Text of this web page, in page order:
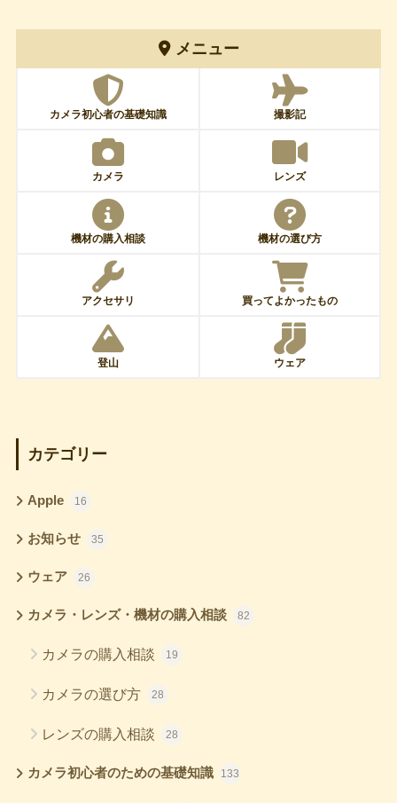
メニュー
カメラ初心者の基礎知識 撮影記
カメラ レンズ
機材の購入相談 機材の選び方
アクセサリ 買ってよかったもの
登山 ウェア
カテゴリー
Apple 16
お知らせ 35
ウェア 26
カメラ・レンズ・機材の購入相談 82
カメラの購入相談 19
カメラの選び方 28
レンズの購入相談 28
カメラ初心者のための基礎知識 133